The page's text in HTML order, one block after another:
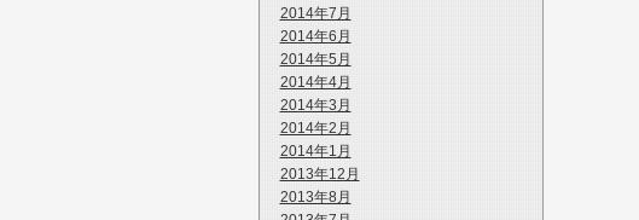
2014年7月
2014年6月
2014年5月
2014年4月
2014年3月
2014年2月
2014年1月
2013年12月
2013年8月